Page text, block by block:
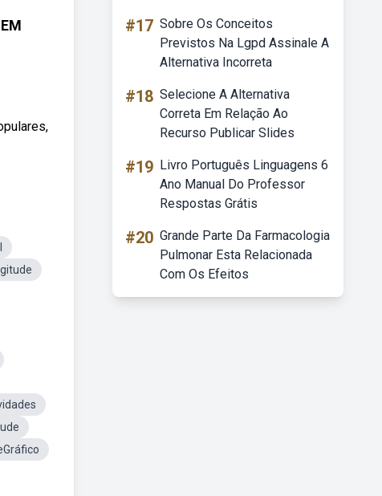
#17 Sobre Os Conceitos
Previstos Na Lgpd Assinale A
Alternativa Incorreta
#18 Selecione A Alternativa
Correta Em Relação Ao
Recurso Publicar Slides
#19 Livro Português Linguagens 6
Ano Manual Do Professor
Respostas Grátis
#20 Grande Parte Da Farmacologia
Pulmonar Esta Relacionada
Com Os Efeitos